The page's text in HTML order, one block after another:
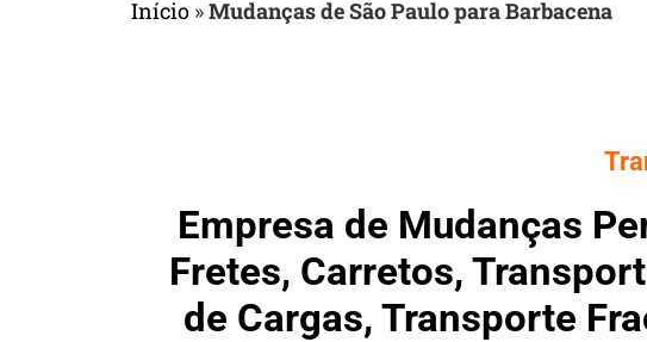
Início »Mudanças de São Paulo para Barbacena
Empresa de Mudanças
Fretes, Carretos,
de Cargas, Transporte